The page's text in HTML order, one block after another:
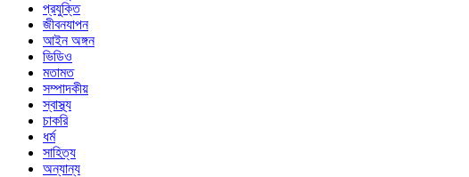
প্রযুক্তি
জীবনযাপন
আইন অঙ্গন
ভিডিও
মতামত
সম্পাদকীয়
স্বাস্থ্য
চাকরি
ধর্ম
সাহিত্য
অন্যান্য